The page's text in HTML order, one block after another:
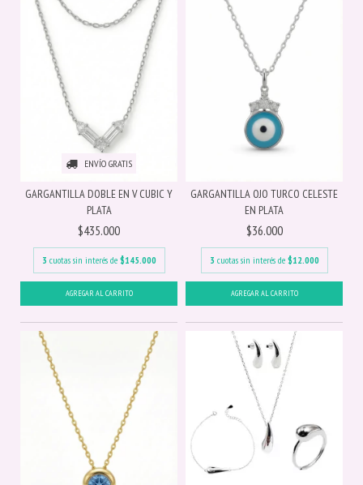
ENVÍO GRATIS
GARGANTILLA DOBLE EN V CUBIC Y
PLATA
$435.000
3 cuotas sin interés de $145.000
GARGANTILLA OJO TURCO CELESTE
EN PLATA
$36.000
3 cuotas sin interés de $12.000